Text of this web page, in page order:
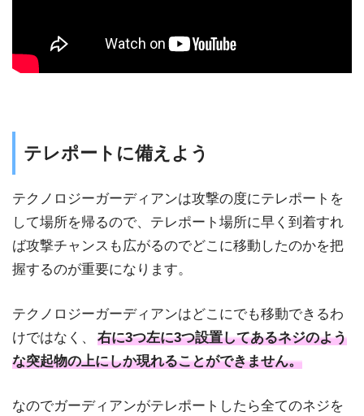
テレポートに備えよう
テクノロジーガーディアンは攻撃の度にテレポートを
して場所を帰るので、テレポート場所に早く到着すれ
ば攻撃チャンスも広がるのでどこに移動したのかを把
握するのが重要になります。
テクノロジーガーディアンはどこにでも移動できるわ
けではなく、
右に3つ左に3つ設置してあるネジのよう
な突起物の上にしか現れることができません。
なのでガーディアンがテレポートしたら全てのネジを